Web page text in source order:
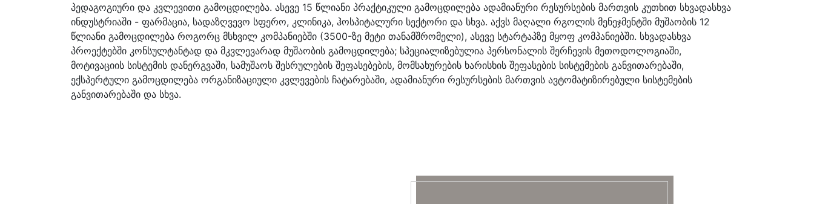
პედაგოგიური და კვლევითი გამოცდილება. ასევე 15 წლიანი პრაქტიკული გამოცდილება ადამიანური რესურსების მართვის კუთხით სხვადასხვა
ინდუსტრიაში - ფარმაცია, სადაზღვევო სფერო, კლინიკა, ჰოსპიტალური სექტორი და სხვა. აქვს მაღალი რგოლის მენეჯმენტში მუშაობის 12
წლიანი გამოცდილება როგორც მსხვილ კომპანიებში (3500-ზე მეტი თანამშრომელი), ასევე სტარტაპზე მყოფ კომპანიებში. სხვადასხვა
პროექტებში კონსულტანტად და მკვლევარად მუშაობის გამოცდილება; სპეციალიზებულია პერსონალის შერჩევის მეთოდოლოგიაში,
მოტივაციის სისტემის დანერგვაში, სამუშაოს შესრულების შეფასებების, მომსახურების ხარისხის შეფასების სისტემების განვითარებაში,
ექსპერტული გამოცდილება ორგანიზაციული კვლევების ჩატარებაში, ადამიანური რესურსების მართვის ავტომატიზირებული სისტემების
განვითარებაში და სხვა.